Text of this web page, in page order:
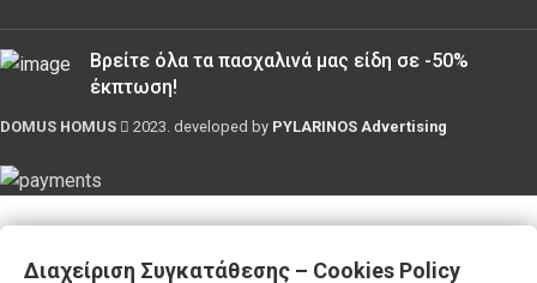
Βρείτε όλα τα πασχαλινά μας είδη σε -50%
έκπτωση!
DOMUS HOMUS 2023. developed by PYLARINOS Advertising
Διαχείριση Συγκατάθεσης – Cookies Policy